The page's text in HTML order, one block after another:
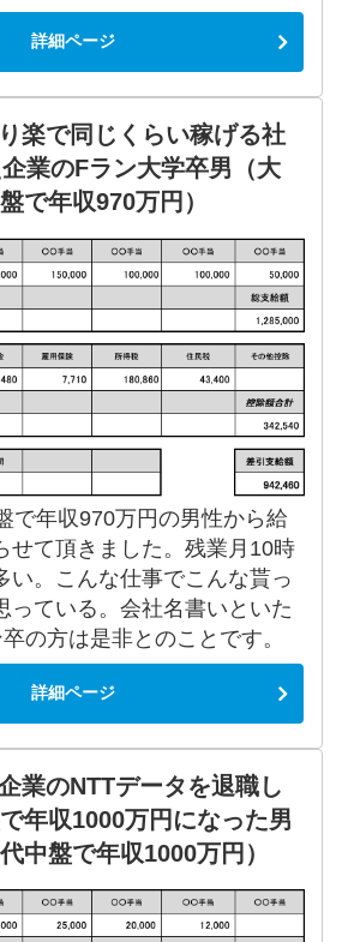
詳細ページ
楽で同じくらい稼げる社
業のFラン大学卒男（大
で年収970万円）
で年収970万円の男性から給
せて頂きました。残業月10時
い。こんな仕事でこんな貰っ
っている。会社名書いといた
の方は是非とのことです。
詳細ページ
業のNTTデータを退職し
年収1000万円になった男
中盤で年収1000万円）